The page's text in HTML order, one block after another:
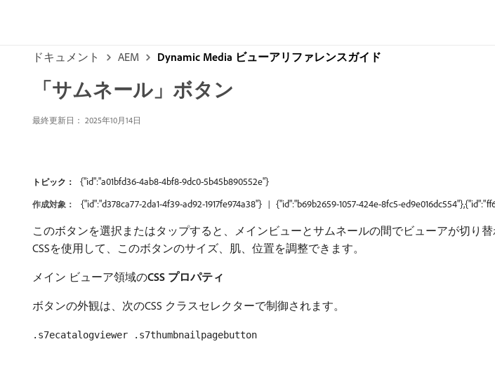
ドキュメント AEM Dynamic Media ビューアリファレンスガイド
「サムネール」ボタン
最終更新日： 2025年10月14日
トピック： {"id":"a01bfd36-4ab8-4bf8-9dc0-5b45b890552e"}
作成対象： {"id":"d378ca77-2da1-4f39-ad92-1917fe974a38"} {"id":"b69b2659-1057-424e-8fc5-
このボタンを選択またはタップすると、メインビューとサムネールの間でビューアが切り
CSSを使用して、このボタンのサイズ、肌、位置を調整できます。
メイン ビューア領域の​CSS プロパティ
ボタンの外観は、次のCSS クラスセレクターで制御されます。
.s7ecatalogviewer .s7thumbnailpagebutton